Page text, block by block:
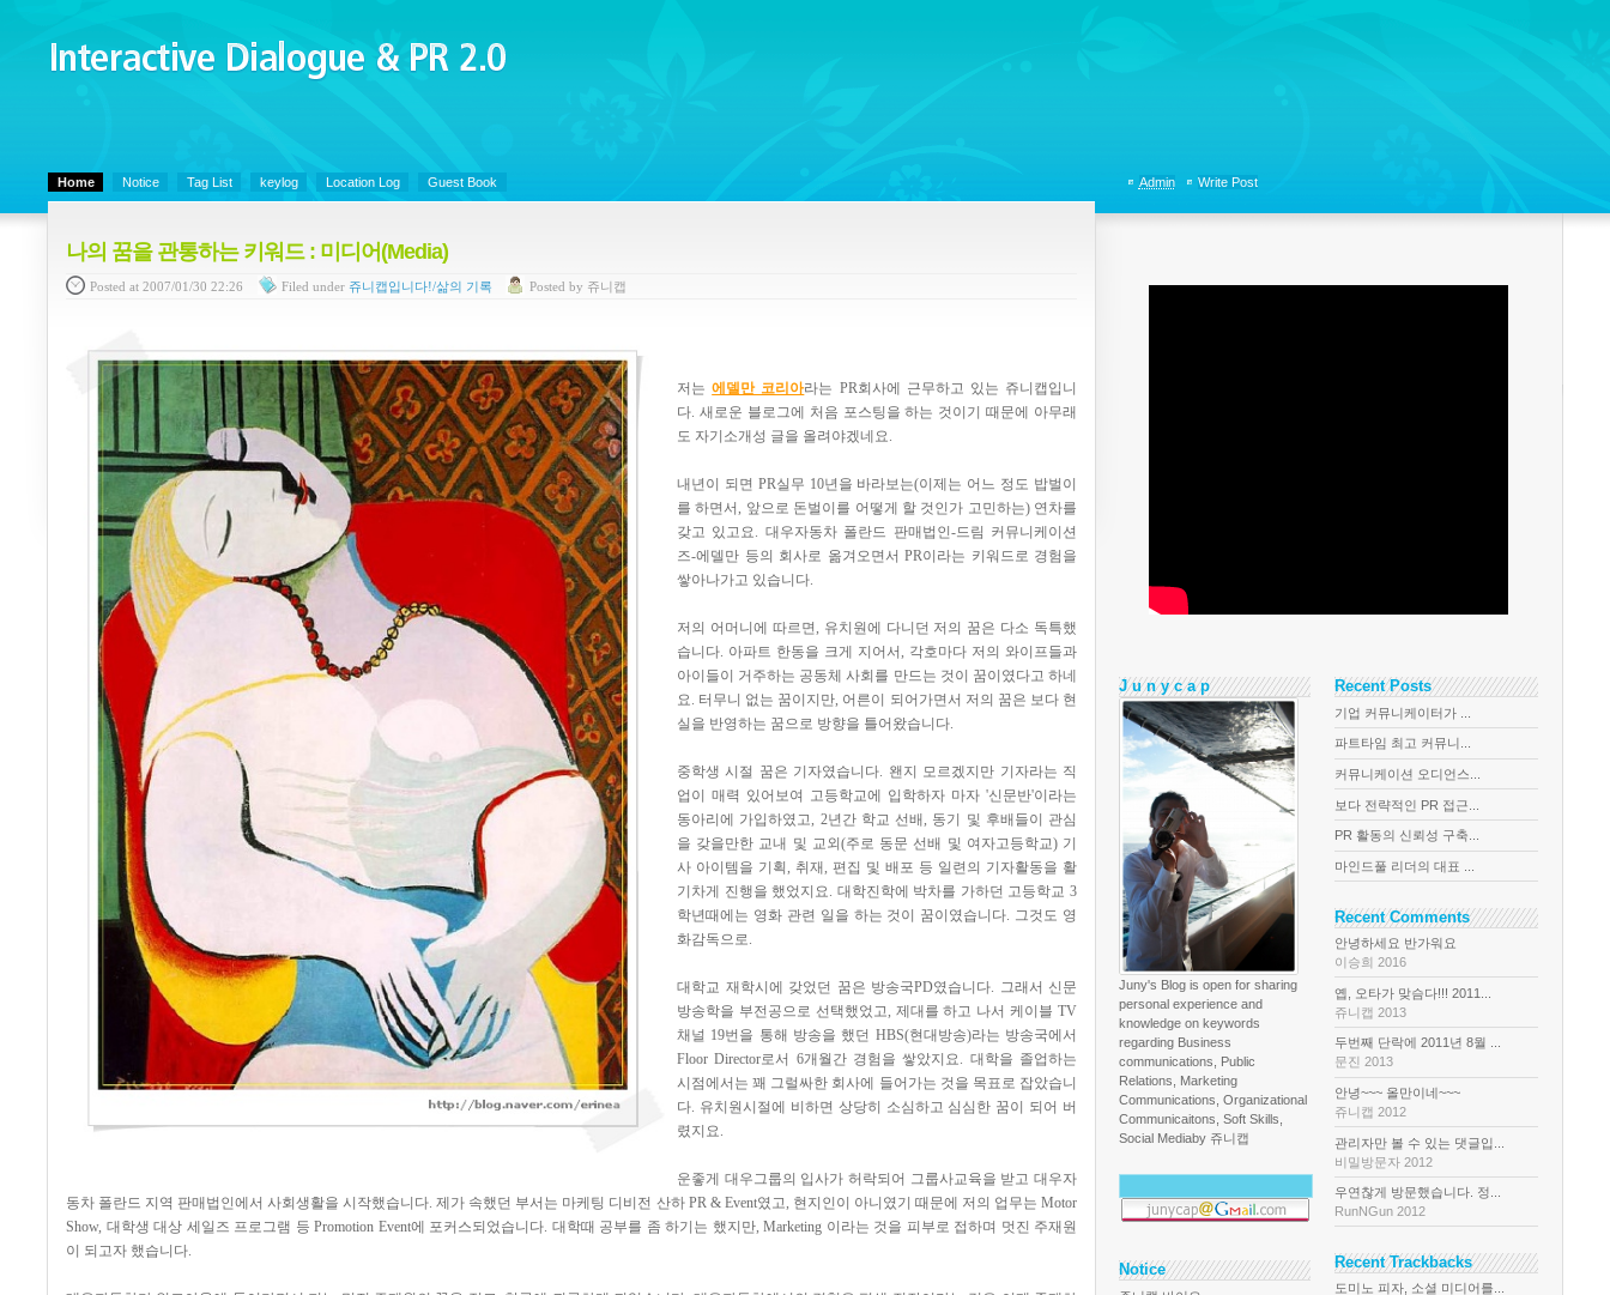
Interactive Dialogue &
PR 2.0
Home Notice Tag List keylog Location Log Guest Book
나의 꿈을 관통하는 키워드 : 미디어(Media)
Posted at 2007/01/30 22:26 Filed under 쥬니캡입니다!/삶의 기록 Posted by 쥬니캡
저는에델만 코리아라는 PR회사에 근무하고 있는 쥬니캡입니
다. 새로운 블로그에 처음 포스팅을 하는 것이기 때문에 아무래
도 자기소개성 글을 올려야겠네요.
내년이 되면 PR실무 10년을 바라보는(이제는 어느 정도 밥벌이
를 하면서, 앞으로 돈벌이를 어떻게 할 것인가 고민하는) 연차를
갖고 있고요. 대우자동차 폴란드 판매법인-드림 커뮤니케이션
즈-에델만 등의 회사로 옮겨오면서 PR이라는 키워드로 경험을
쌓아나가고 있습니다.
저의 어머니에 따르면, 유치원에 다니던 저의 꿈은 다소 독특했
습니다. 아파트 한동을 크게 지어서, 각호마다 저의 와이프들과
아이들이 거주하는 공동체 사회를 만드는 것이 꿈이였다고 하네
요. 터무니 없는 꿈이지만, 어른이 되어가면서 저의 꿈은 보다 현
실을 반영하는 꿈으로 방향을 틀어왔습니다.
중학생 시절 꿈은 기자였습니다. 왠지 모르겠지만 기자라는 직
업이 매력 있어보여 고등학교에 입학하자 마자 '신문반'이라는
동아리에 가입하였고, 2년간 학교 선배, 동기 및 후배들이 관심
을 갖을만한 교내 및 교외(주로 동문 선배 및 여자고등학교) 기
사 아이템을 기획, 취재, 편집 및 배포 등 일련의 기자활동을 활
기차게 진행을 했었지요. 대학진학에 박차를 가하던 고등학교 3
학년때에는 영화 관련 일을 하는 것이 꿈이였습니다. 그것도 영
화감독으로.
대학교 재학시에 갖었던 꿈은 방송국PD였습니다. 그래서 신문
방송학을 부전공으로 선택했었고, 제대를 하고 나서 케이블 TV
채널 19번을 통해 방송을 했던 HBS(현대방송)라는 방송국에서
Floor Director로서 6개월간 경험을 쌓았지요. 대학을 졸업하는
시점에서는 꽤 그럴싸한 회사에 들어가는 것을 목표로 잡았습니
다. 유치원시절에 비하면 상당히 소심하고 심심한 꿈이 되어 버
렸지요.
운좋게 대우그룹의 입사가 허락되어 그룹사교육을 받고 대우자
동차 폴란드 지역 판매법인에서 사회생활을 시작했습니다. 제가 속했던 부서는 마케팅 디비전 산하 PR & Event였고, 현지인이 아니였기 때문에 저의 업무는 Motor
Show, 대학생 대상 세일즈 프로그램 등 Promotion Event에 포커스되었습니다. 대학때 공부를 좀 하기는 했지만, Marketing 이라는 것을 피부로 접하며 멋진 주재원
이 되고자 했습니다.
Admin Write Post
J u n y c a p
Juny's Blog is open for sharing
personal experience and
knowledge on keywords
regarding Business
communications, Public
Relations, Marketing
Communications, Organizational
Communicaitons, Soft Skills,
Social Mediaby 쥬니캡
Notice
Recent Posts
기업 커뮤니케이터가 ...
파트타임 최고 커뮤니...
커뮤니케이션 오디언스...
보다 전략적인 PR 접근...
PR 활동의 신뢰성 구축...
마인드풀 리더의 대표 ...
Recent Comments
안녕하세요 반가워요
이승희 2016
옙, 오타가 맞슴다!!! 2011...
쥬니캡 2013
두번째 단락에 2011년 8월 ...
문진 2013
안녕~~~ 올만이네~~~
쥬니캡 2012
관리자만 볼 수 있는 댓글입...
비밀방문자 2012
우연찮게 방문했습니다. 정...
RunNGun 2012
Recent Trackbacks
도미노 피자, 소셜 미디어를...